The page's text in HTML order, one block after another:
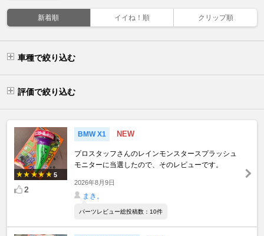
新着順 イイね！順 クリップ順
車種で絞り込む
評価で絞り込む
5
2
BMW X1 NEW
プロスタッフさんのレインモンスタースプラッシュ
モニターに当選したので、そのレビューです。
2026年8月9日
まき。
パーツレビュー総投稿数：10件